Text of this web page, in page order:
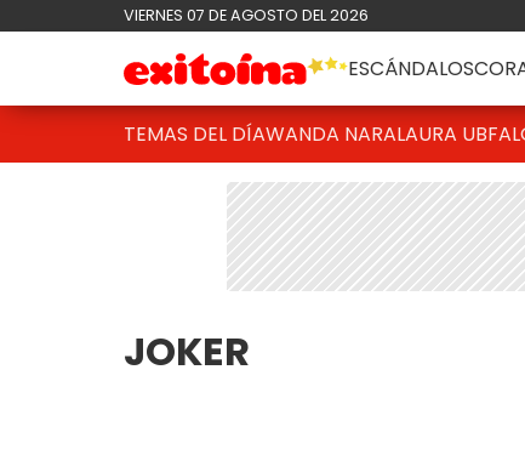
VIERNES 07 DE AGOSTO DEL 2026
ESCÁNDALOS
TEMAS DEL DÍAWANDA NARALAURA UBFAL
JOKER